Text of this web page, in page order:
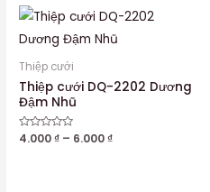
Thiệp cưới
Thiệp cưới DQ-2202 Dương
Đậm Nhũ
Được
xếp
4.000₫ – 6.000₫